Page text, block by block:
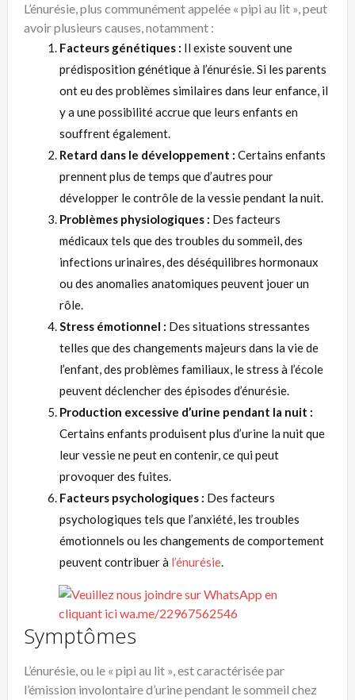
L’énurésie, plus communément appelée « pipi au lit », peut
avoir plusieurs causes, notamment :
Facteurs génétiques : Il existe souvent une
prédisposition génétique à l’énurésie. Si les parents
ont eu des problèmes similaires dans leur enfance, il
y a une possibilité accrue que leurs enfants en
souffrent également.
Retard dans le développement : Certains enfants
prennent plus de temps que d’autres pour
développer le contrôle de la vessie pendant la nuit.
Problèmes physiologiques : Des facteurs
médicaux tels que des troubles du sommeil, des
infections urinaires, des déséquilibres hormonaux
ou des anomalies anatomiques peuvent jouer un
rôle.
Stress émotionnel : Des situations stressantes
telles que des changements majeurs dans la vie de
l’enfant, des problèmes familiaux, le stress à l’école
peuvent déclencher des épisodes d’énurésie.
Production excessive d’urine pendant la nuit :
Certains enfants produisent plus d’urine la nuit que
leur vessie ne peut en contenir, ce qui peut
provoquer des fuites.
Facteurs psychologiques : Des facteurs
psychologiques tels que l’anxiété, les troubles
émotionnels ou les changements de comportement
peuvent contribuer à l’énurésie.
Symptômes
L’énurésie, ou le « pipi au lit », est caractérisée par
l’émission involontaire d’urine pendant le sommeil chez